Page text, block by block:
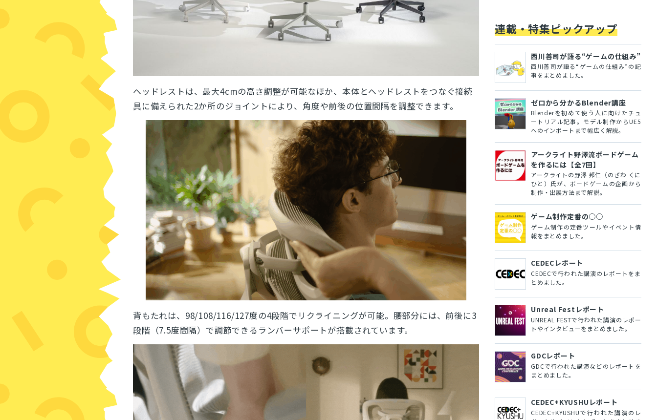
ヘッドレストは、最大4cmの高さ調整が可能なほか、本体とヘッドレストをつなぐ接続
具に備えられた2か所のジョイントにより、角度や前後の位置間隔を調整できます。
背もたれは、98/108/116/127度の4段階でリクライニングが可能。腰部分には、前後に3
段階（7.5度間隔）で調節できるランバーサポートが搭載されています。
連載・特集ピックアップ
西川善司が語る“ゲームの仕組み”
西川善司が語る“ゲームの仕組み”の記
事をまとめました。
ゼロから分かるBlender講座
Blenderを初めて使う人に向けたチュ
ートリアル記事。モデル制作からUE5
へのインポートまで幅広く解説。
アークライト野澤流ボードゲーム
を作るには【全7回】
アークライトの野澤 邦仁（のざわ くに
ひと）氏が、ボードゲームの企画から
制作・出展方法まで解説。
ゲーム制作定番の○○
ゲーム制作の定番ツールやイベント情
報をまとめました。
CEDECレポート
CEDECで行われた講演のレポートをま
とめました。
Unreal Festレポート
UNREAL FESTで行われた講演のレポー
トやインタビューをまとめました。
GDCレポート
GDCで行われた講演などのレポートを
まとめました。
CEDEC+KYUSHUレポート
CEDEC+KYUSHUで行われた講演のレ
とじる